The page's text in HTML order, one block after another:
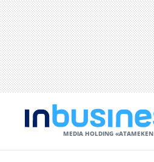
MEDIA HOLDING